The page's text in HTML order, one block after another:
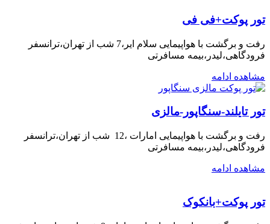
تور پوکت+فی فی
رفت و برگشت با هواپیمایی سلام ایر،7 شب از تهران،ترانسفر
فرودگاهی،لیدر،بیمه مسافرتی
مشاهده ادامه
تور تایلند-سنگاپور-مالزی
رفت و برگشت با هواپیمایی امارات ،12 شب از تهران،ترانسفر
فرودگاهی،لیدر،بیمه مسافرتی
مشاهده ادامه
تور پوکت+بانکوک